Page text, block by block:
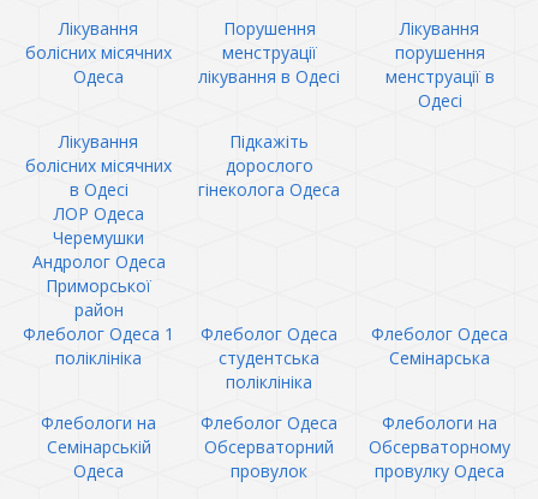
Лікування
болісних місячних
Одеса
Порушення
менструації
лікування в Одесі
Лікування
порушення
менструації в
Одесі
Лікування
болісних місячних
в Одесі
Підкажіть
дорослого
гінеколога Одеса
ЛОР Одеса
Черемушки
Андролог Одеса
Приморської
район
Флеболог Одеса 1
поліклініка
Флеболог Одеса
студентська
поліклініка
Флеболог Одеса
Семінарська
Флебологи на
Семінарській
Одеса
Флеболог Одеса
Обсерваторний
провулок
Флебологи на
Обсерваторному
провулку Одеса